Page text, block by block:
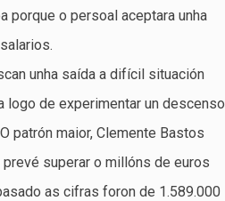
porque o persoal aceptara unha
unha saída a difícil situación
logo de experimentar un descenso
patrón maior, Clemente Bastos
superar o millóns de euros
as cifras foron de 1.589.000